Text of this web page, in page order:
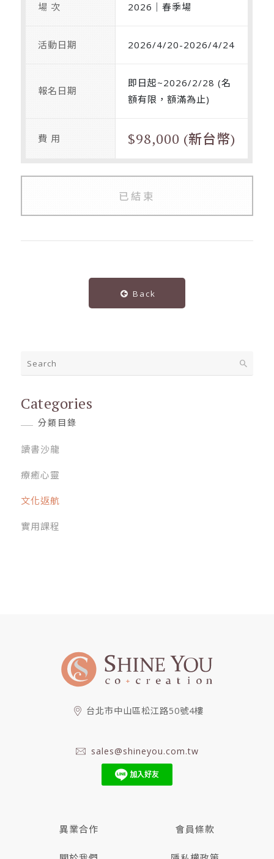
Categories
分類目錄
讀書沙龍
療癒心靈
文化返航
實用課程
場 次 2026｜春季場
活動日期 2026/4/20-2026/4/24
報名日期
即日起~2026/2/28 (名
額有限，額滿為止)
費 用 $98,000 (新台幣)
已結束
Back
台北市中山區松江路50號4樓
sales@shineyou.com.tw
異業合作 會員條款